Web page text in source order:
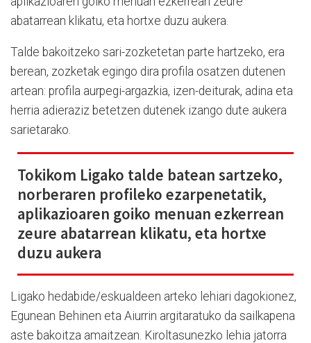
abatarrean klikatu, eta hortxe duzu aukera.
Talde bakoitzeko sari-zozketetan parte hartzeko, era
berean, zozketak egingo dira profila osatzen dutenen
artean: profila aurpegi-argazkia, izen-deiturak, adina eta
herria adieraziz betetzen dutenek izango dute aukera
sarietarako.
Tokikom Ligako talde batean sartzeko,
norberaren profileko ezarpenetatik,
aplikazioaren goiko menuan ezkerrean
zeure abatarrean klikatu, eta hortxe
duzu aukera
Ligako hedabide/eskualdeen arteko lehiari dagokionez,
Egunean Behinen eta Aiurrin argitaratuko da sailkapena
aste bakoitza amaitzean. Kiroltasunezko lehia jatorra